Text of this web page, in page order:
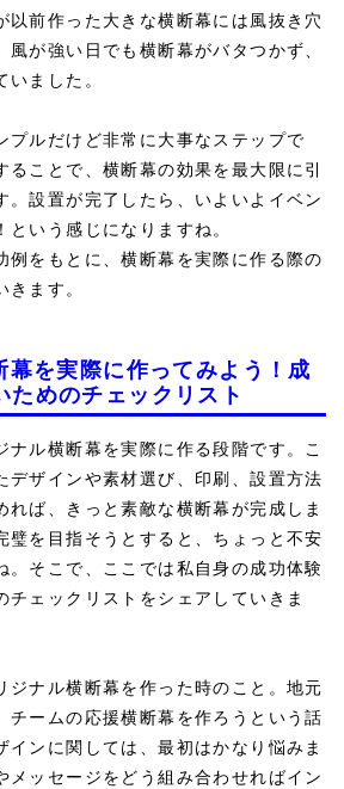
以前作った大きな横断幕には風抜き穴
風が強い日でも横断幕がバタつかず、
いました。
プルだけど非常に大事なステップで
ることで、横断幕の効果を最大限に引
。設置が完了したら、いよいよイベン
という感じになりますね。
例をもとに、横断幕を実際に作る際の
ます。
幕を実際に作ってみよう！成
ためのチェックリスト
ナル横断幕を実際に作る段階です。こ
デザインや素材選び、印刷、設置方法
れば、きっと素敵な横断幕が完成しま
璧を目指そうとすると、ちょっと不安
。そこで、ここでは私自身の成功体験
チェックリストをシェアしていきま
ジナル横断幕を作った時のこと。地元
チームの応援横断幕を作ろうという話
インに関しては、最初はかなり悩みま
メッセージをどう組み合わせればイン